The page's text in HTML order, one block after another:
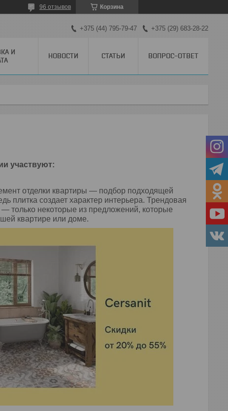
Корзина
96 отзывов
+375 (44) 795-79-47 +375 (29) 683-28-22
И
НОВОСТИ СТАТЬИ ВОПРОС-ОТВЕТ
участвуют:
отделки квартиры — подбор подходящей
плитка создает характер интерьера. Трендовая
только некоторые из предложений, которые
квартире или доме.